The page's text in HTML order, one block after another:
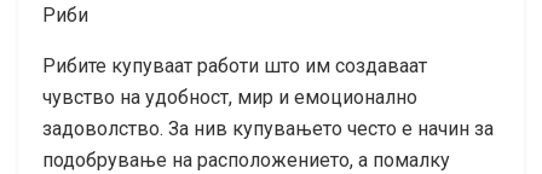
Риби
Рибите купуваат работи што им создаваат
чувство на удобност, мир и емоционално
задоволство. За нив купувањето често е начин за
подобрување на расположението, а помалку